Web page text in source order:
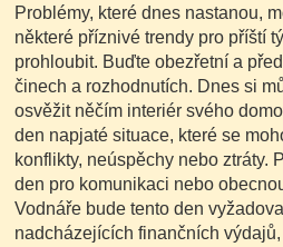
Problémy, které dnes nastanou,
některé příznivé trendy pro příští
prohloubit. Buďte obezřetní a
činech a rozhodnutích. Dnes si
osvěžit něčím interiér svého
den napjaté situace, které se
konflikty, neúspěchy nebo ztráty.
den pro komunikaci nebo
Vodnáře bude tento den
nadcházejících finančních